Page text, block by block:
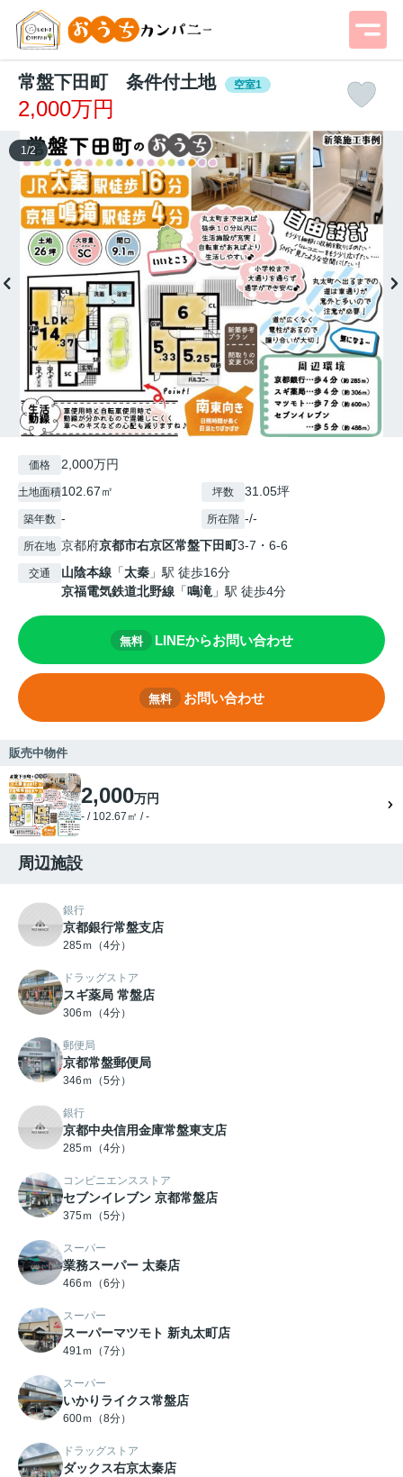
常盤下田町 条件付土地 空室1
2,000万円
1 /2
価格 2,000万円
土地面積102.67㎡ 坪数 31.05坪
築年数 - 所在階 -/-
所在地 京都府京都市右京区常盤下田町3-7・6-6
交通 山陰本線 「太秦 」駅 徒歩16分
京福電気鉄道北野線 「鳴滝 」駅 徒歩4分
無料 LINEからお問い合わせ
無料 お問い合わせ
販売中物件
2,000万円
- / 102.67㎡ / -
周辺施設
銀行
京都銀行常盤支店
285ｍ（4分）
ドラッグストア
スギ薬局 常盤店
306ｍ（4分）
郵便局
京都常盤郵便局
346ｍ（5分）
銀行
京都中央信用金庫常盤東支店
285ｍ（4分）
コンビニエンスストア
セブンイレブン 京都常盤店
375ｍ（5分）
スーパー
業務スーパー 太秦店
466ｍ（6分）
スーパー
スーパーマツモト 新丸太町店
491ｍ（7分）
スーパー
いかりライクス常盤店
600ｍ（8分）
ドラッグストア
ダックス右京太秦店